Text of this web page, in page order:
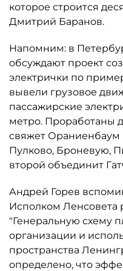
которое строится
Дмитрий Баранов.
Напомним: в
обсуждают проект
электрички по
вывели грузовое
пассажирские
метро. Проработаны
свяжет Ораниенбаум
Пулково, Броневую,
второй объединит
Андрей Горев
Исполком
"Генеральную схему
организации и
пространства
определено, что